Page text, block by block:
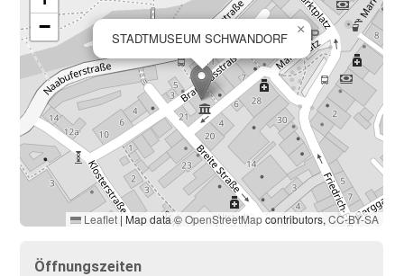
STADTMUSEUM SCHWANDORF
×
−
Leaflet |Map data ©OpenStreetMapcontributors,CC-BY-SA
Öffnungszeiten